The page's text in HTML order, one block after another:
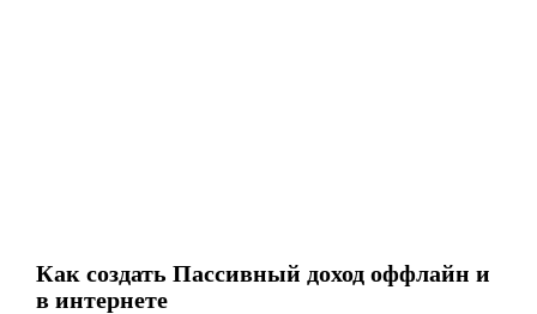
Как создать Пассивный доход оффлайн и
в интернете